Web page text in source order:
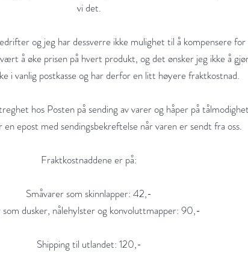
vi det.
og jeg har dessverre ikke mulighet til å kompensere
å øke prisen på hvert produkt, og det ønsker jeg ikke å
i vanlig postkasse og har derfor en litt høyere fraktkostnad.
hos Posten på sending av varer og håper på
epost med sendingsbekreftelse når varen er sendt fra oss.
Fraktkostnaddene er på:
Småvarer som skinnlapper: 42,-
dusker, nålehylster og konvoluttmapper: 90,-
Shipping til utlandet: 120,-